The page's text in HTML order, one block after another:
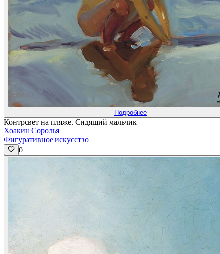
Подробнее
Контрсвет на пляже. Сидящий мальчик
Хоакин Соролья
Фигуративное искусство
0